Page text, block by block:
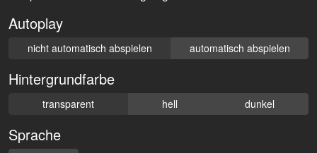
Autoplay
nicht automatisch abspielen automatisch abspielen
Hintergrundfarbe
transparent hell dunkel
Sprache